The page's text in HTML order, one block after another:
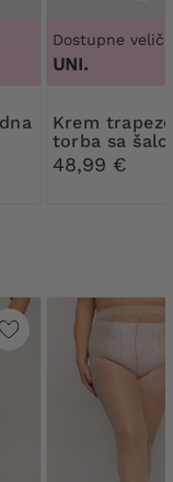
Dostupne
UNI.
Krem trapezoidna
torba sa
48,99 €